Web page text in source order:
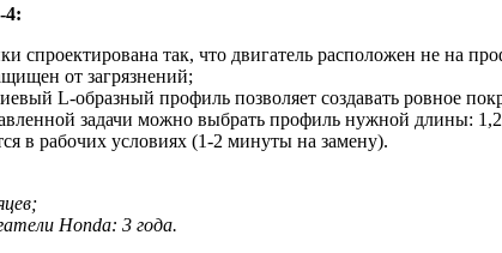
4:
спроектирована так, что двигатель расположен не на
от загрязнений;
L-образный профиль позволяет создавать ровное
задачи можно выбрать профиль нужной длины:
в рабочих условиях (1-2 минуты на замену).
Honda: 3 года.